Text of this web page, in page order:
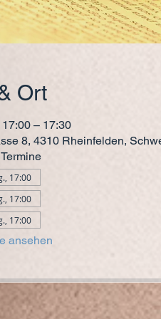
Ort
– 17:30
8, 4310 Rheinfelden,
17:00
17:00
17:00
ansehen